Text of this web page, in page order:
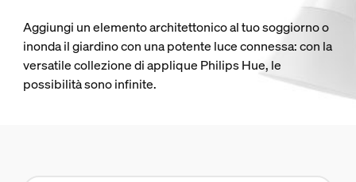
Aggiungi un elemento architettonico al tuo soggiorno o
inonda il giardino con una potente luce connessa: con la
versatile collezione di applique Philips Hue, le
possibilità sono infinite.